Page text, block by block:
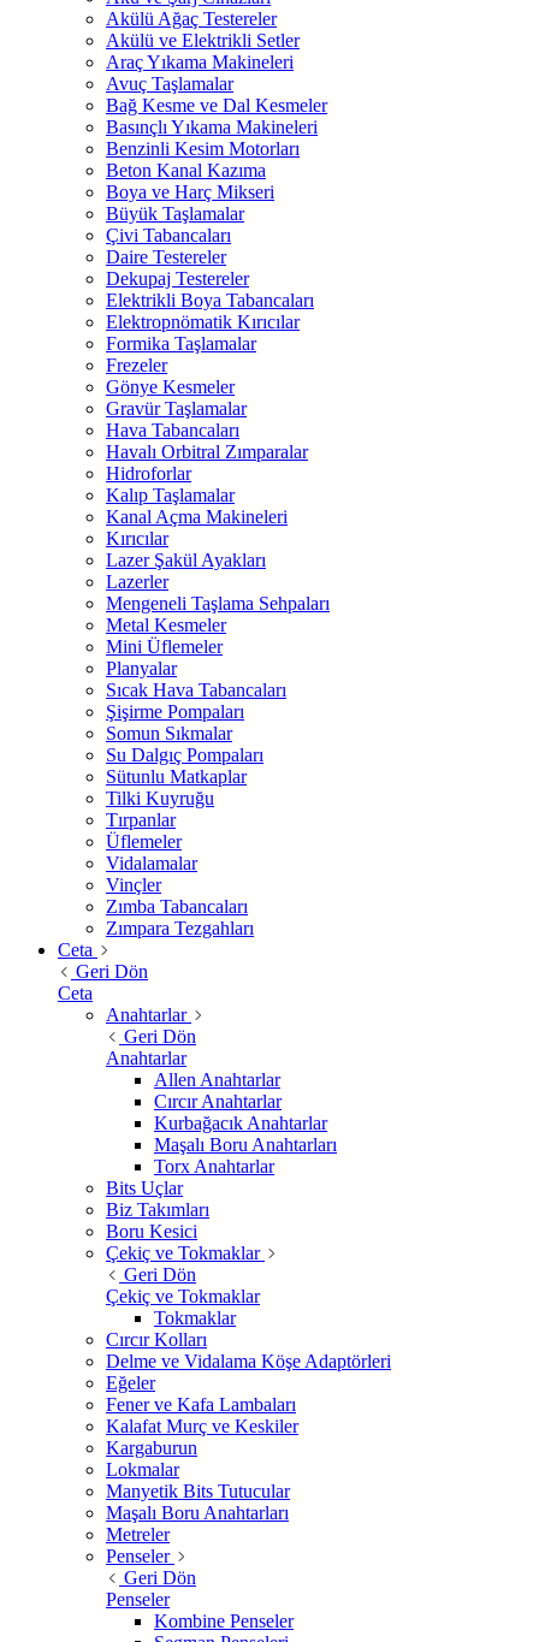
Akülü Ağaç Testereler
Akülü ve Elektrikli Setler
Araç Yıkama Makineleri
Avuç Taşlamalar
Bağ Kesme ve Dal Kesmeler
Basınçlı Yıkama Makineleri
Benzinli Kesim Motorları
Beton Kanal Kazıma
Boya ve Harç Mikseri
Büyük Taşlamalar
Çivi Tabancaları
Daire Testereler
Dekupaj Testereler
Elektrikli Boya Tabancaları
Elektropnömatik Kırıcılar
Formika Taşlamalar
Frezeler
Gönye Kesmeler
Gravür Taşlamalar
Hava Tabancaları
Havalı Orbitral Zımparalar
Hidroforlar
Kalıp Taşlamalar
Kanal Açma Makineleri
Kırıcılar
Lazer Şakül Ayakları
Lazerler
Mengeneli Taşlama Sehpaları
Metal Kesmeler
Mini Üflemeler
Planyalar
Sıcak Hava Tabancaları
Şişirme Pompaları
Somun Sıkmalar
Su Dalgıç Pompaları
Sütunlu Matkaplar
Tilki Kuyruğu
Tırpanlar
Üflemeler
Vidalamalar
Vinçler
Zımba Tabancaları
Zımpara Tezgahları
Ceta
Geri Dön
Ceta
Anahtarlar
Geri Dön
Anahtarlar
Allen Anahtarlar
Cırcır Anahtarlar
Kurbağacık Anahtarlar
Maşalı Boru Anahtarları
Torx Anahtarlar
Bits Uçlar
Biz Takımları
Boru Kesici
Çekiç ve Tokmaklar
Geri Dön
Çekiç ve Tokmaklar
Tokmaklar
Cırcır Kolları
Delme ve Vidalama Köşe Adaptörleri
Eğeler
Fener ve Kafa Lambaları
Kalafat Murç ve Keskiler
Kargaburun
Lokmalar
Manyetik Bits Tutucular
Maşalı Boru Anahtarları
Metreler
Penseler
Geri Dön
Penseler
Kombine Penseler